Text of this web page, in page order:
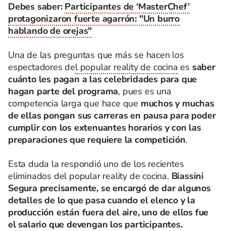
Debes saber: Participantes de ‘MasterChef’
protagonizaron fuerte agarrón: "Un burro
hablando de orejas"
Una de las preguntas que más se hacen los
espectadores del popular reality de cocina es saber
cuánto les pagan a las celebridades para que
hagan parte del programa, pues es una
competencia larga que hace que muchos y muchas
de ellas pongan sus carreras en pausa para poder
cumplir con los extenuantes horarios y con las
preparaciones que requiere la competición.
Esta duda la respondió uno de los recientes
eliminados del popular reality de cocina. Biassini
Segura precisamente, se encargó de dar algunos
detalles de lo que pasa cuando el elenco y la
producción están fuera del aire, uno de ellos fue
el salario que devengan los participantes.